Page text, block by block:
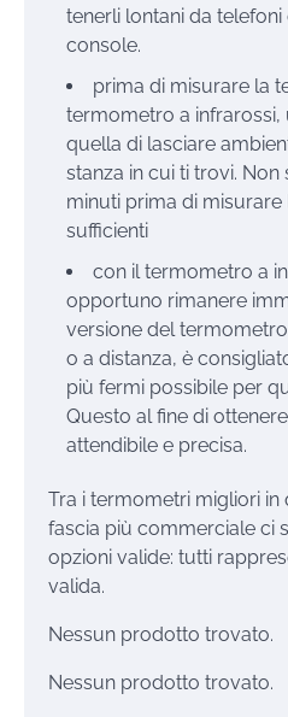
tenerli lontani da
console.
prima di misurare la
termometro a infrarossi,
quella di lasciare
stanza in cui ti trovi.
minuti prima di
sufficienti
con il termometro a
opportuno rimanere
versione del
o a distanza, è
più fermi possibile per
Questo al fine di
attendibile e precisa.
Tra i termometri migliori
fascia più commerciale ci
opzioni valide: tutti
valida.
Nessun prodotto trovato.
Nessun prodotto trovato.